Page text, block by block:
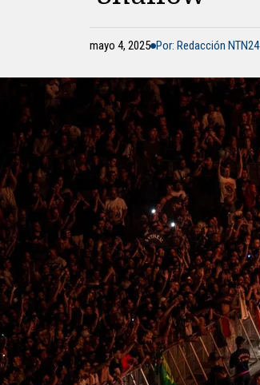
mayo 4, 2025 Por: Redacción NTN24